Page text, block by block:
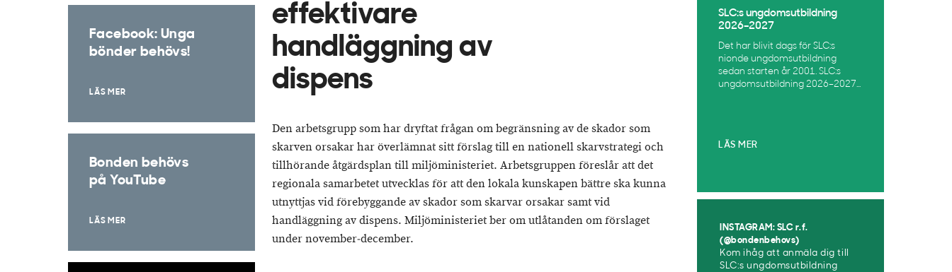
effektivare
handläggning av
dispens
Den arbetsgrupp som har dryftat frågan om begränsning av de skador som
skarven orsakar har överlämnat sitt förslag till en nationell skarvstrategi och
tillhörande åtgärdsplan till miljöministeriet. Arbetsgruppen föreslår att det
regionala samarbetet utvecklas för att den lokala kunskapen bättre ska kunna
utnyttjas vid förebyggande av skador som skarvar orsakar samt vid
handläggning av dispens. Miljöministeriet ber om utlåtanden om förslaget
under november‒december.
Facebook: Unga
bönder behövs!
LÄS MER
Bonden behövs
på YouTube
LÄS MER
SLC:s ungdomsutbildning
2026–2027
Det har blivit dags för SLC:s
nionde ungdomsutbildning
sedan starten år 2001. SLC:s
ungdomsutbildning 2026–2027...
LÄS MER
INSTAGRAM: SLC r.f.
(@bondenbehovs)
Kom ihåg att anmäla dig till
SLC:s ungdomsutbildning